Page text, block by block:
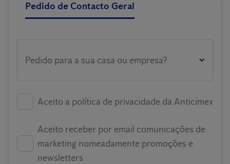
Pedido de Contacto Geral
Pedido para a sua casa ou empresa?
Aceito a política de privacidade da Anticimex
Aceito receber por email comunicações de
marketing nomeadamente promoções e
newsletters